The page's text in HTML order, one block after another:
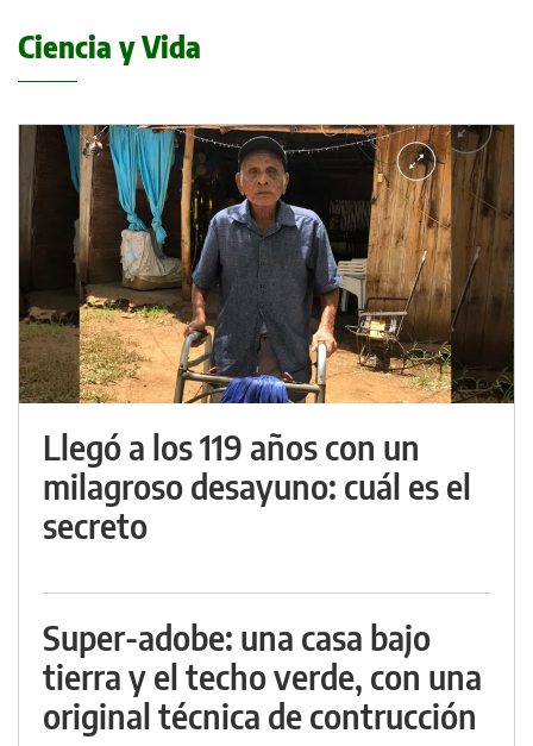
Ciencia y Vida
Llegó a los 119 años con un
milagroso desayuno: cuál es el
secreto
Super-adobe: una casa bajo
tierra y el techo verde, con una
original técnica de contrucción